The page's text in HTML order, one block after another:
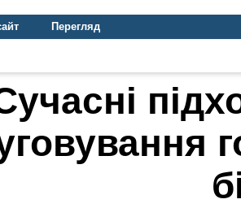
Перегляд